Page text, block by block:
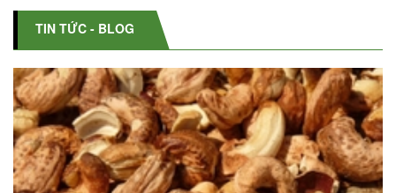
TIN TỨC - BLOG